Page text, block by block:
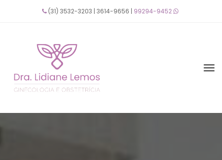
(31) 3532-3203 | 3614-9656 | 99294-9452